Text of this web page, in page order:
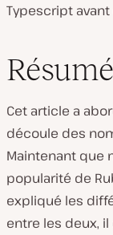
Typescript
Résumé
Cet article a
découle des
Maintenant que
popularité de
expliqué les
entre les deux, il